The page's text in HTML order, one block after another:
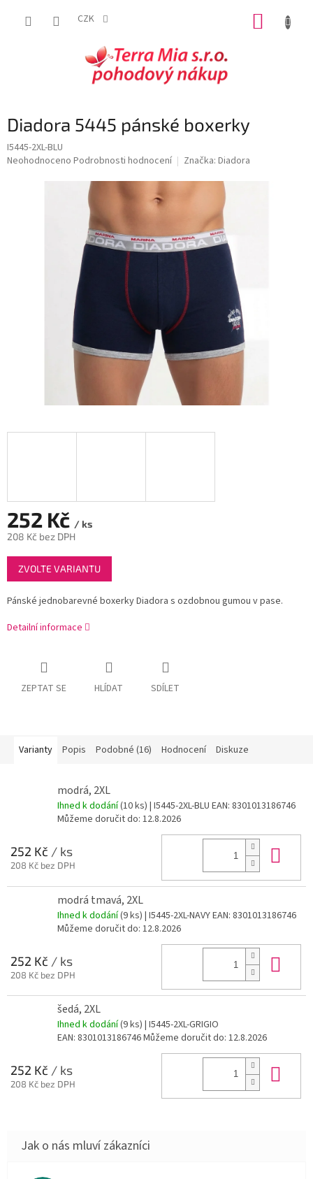
CZK
Diadora 5445 pánské boxerky
I5445-2XL-BLU
Průměrné
Neohodnoceno Podrobnosti hodnocení Značka: Diadora
252 Kč / ks
208 Kč bez DPH
Měrná
cena:
ZVOLTE VARIANTU
Pánské jednobarevné boxerky Diadora s ozdobnou gumou v pase.
Detailní informace
ZEPTAT SE HLÍDAT SDÍLET
Varianty Popis Podobné (16) Hodnocení Diskuze
modrá, 2XL
Ihned k dodání(10 ks) | I5445-2XL-BLU EAN: 8301013186746
Můžeme doručit do: 12.8.2026
252 Kč / ks
208 Kč bez DPH
modrá tmavá, 2XL
Ihned k dodání(9 ks) | I5445-2XL-NAVYEAN: 8301013186746
Můžeme doručit do: 12.8.2026
252 Kč / ks
208 Kč bez DPH
šedá, 2XL
Ihned k dodání(9 ks) | I5445-2XL-GRIGIO
EAN: 8301013186746Můžeme doručit do: 12.8.2026
252 Kč / ks
208 Kč bez DPH